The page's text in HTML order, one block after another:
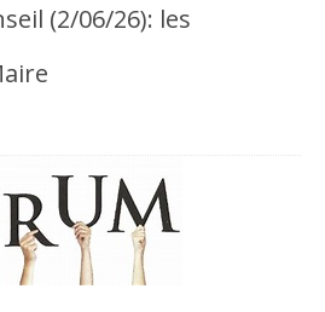
(2/06/26): les